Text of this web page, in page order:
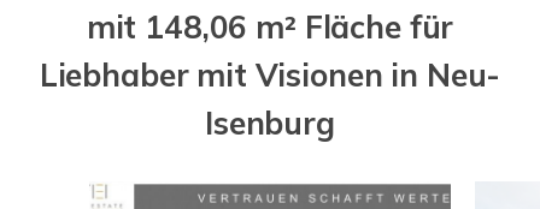
mit 148,06 m² Fläche für
Liebhaber mit Visionen in Neu-
Isenburg